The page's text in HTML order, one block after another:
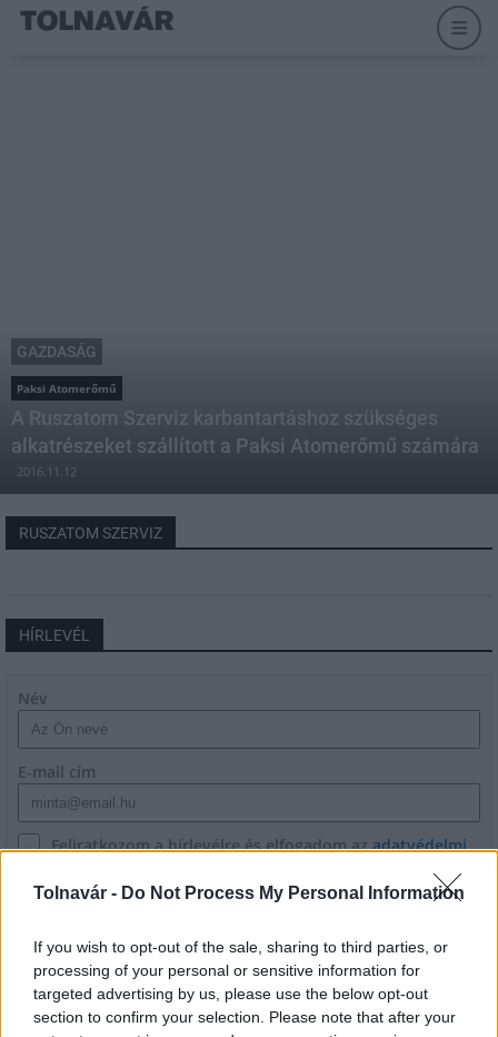
Tolnavár - Do Not Process My Personal Information
If you wish to opt-out of the sale, sharing to third parties, or
processing of your personal or sensitive information for
targeted advertising by us, please use the below opt-out
section to confirm your selection. Please note that after your
GAZDASÁG
Paksi Atomerőmű
A Ruszatom Szerviz karbantartáshoz szükséges
alkatrészeket szállított a Paksi Atomerőmű számára
2016.11.12
RUSZATOM SZERVIZ
HÍRLEVÉL
Név
E-mail cím
Feliratkozom a hírlevélre és elfogadom azadatvédelmi
LEGFRISSEBB